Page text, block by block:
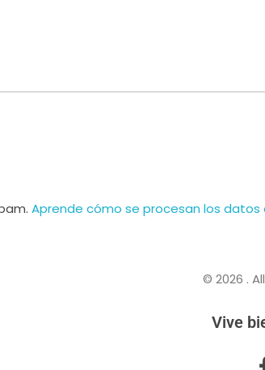
Aprende cómo se procesan los
© 2026 .
Vive